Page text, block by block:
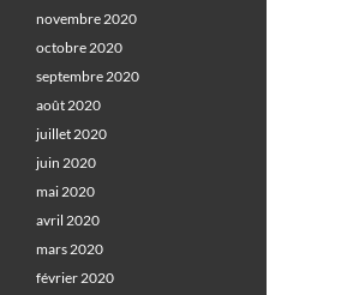
novembre 2020
octobre 2020
septembre 2020
août 2020
juillet 2020
juin 2020
mai 2020
avril 2020
mars 2020
février 2020